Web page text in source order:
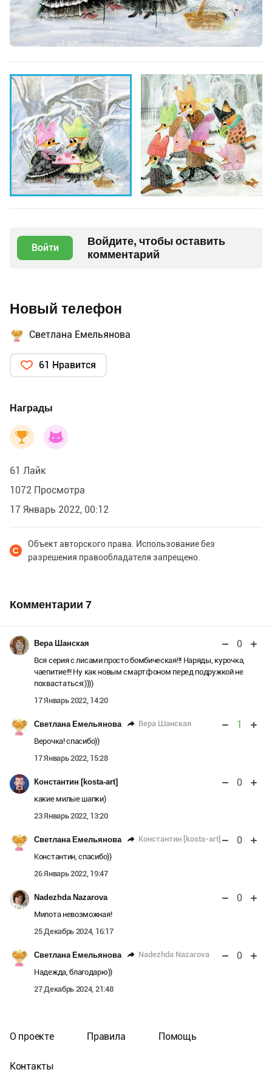
Войти
Войдите, чтобы оставить
комментарий
Новый телефон
Светлана Емельянова
61 Нравится
Награды
61 Лайк
1072 Просмотра
17 Январь 2022, 00:12
Объект авторского права. Использование без
разрешения правообладателя запрещено.
Комментарии 7
Вера Шанская 0
Вся серия с лисами просто бомбическая!!! Наряды, курочка,
чаепитие!!! Ну как новым смартфоном перед подружкой не
похвастаться:))))
17 Январь 2022, 14:20
Светлана Емельянова Вера Шанская 1
Верочка! спасибо))
17 Январь 2022, 15:28
Константин [kosta-art] 0
какие милые шапки)
23 Январь 2022, 13:20
Светлана Емельянова Константин [kosta-art] 0
Константин, спасибо))
26 Январь 2022, 19:47
Nadezhda Nazarova 0
Милота невозможная!
25 Декабрь 2024, 16:17
Светлана Емельянова Nadezhda Nazarova 0
Надежда, благодарю))
27 Декабрь 2024, 21:48
О проекте Правила Помощь
Контакты